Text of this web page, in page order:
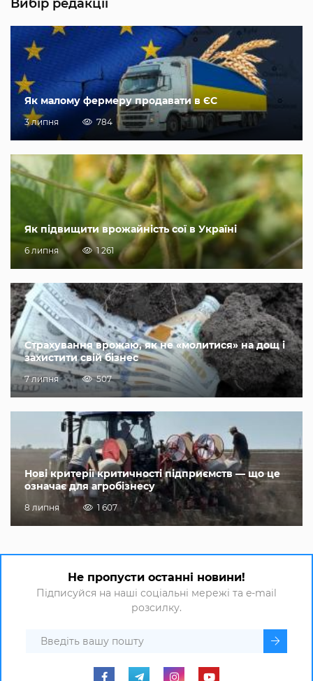
Вибір редакції
Як малому фермеру продавати в ЄС
3 липня 784
Як підвищити врожайність сої в Україні
6 липня 1 261
Страхування врожаю, як не «молитися» на дощ і
захистити свій бізнес
7 липня 507
Нові критерії критичності підприємств — що це
означає для агробізнесу
8 липня 1 607
Не пропусти останні новини!
Підписуйся на наші соціальні мережі та e-mail
розсилку.